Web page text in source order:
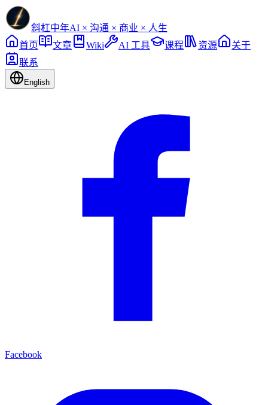
斜杠中年AI × 沟通 × 商业 × 人生
首页
文章 Wiki AI 工具 课程 资源
关于
联系
English
Facebook